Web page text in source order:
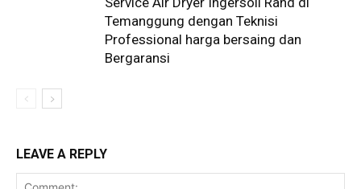
Temanggung dengan Teknisi
Professional harga bersaing dan
Bergaransi
LEAVE A REPLY